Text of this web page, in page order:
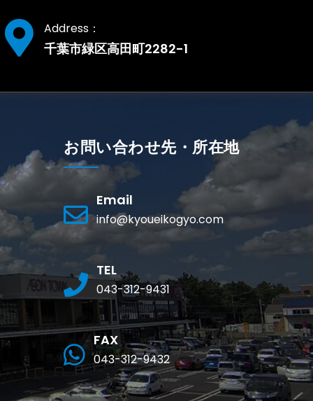
Address：
千葉市緑区高田町2282-1
お問い合わせ先・所在地
Email
info@kyoueikogyo.com
TEL
043-312-9431
FAX
043-312-9432